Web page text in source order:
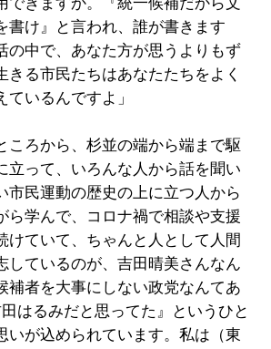
できますか。『統一候補だから文
書け』と言われ、誰が書きます
中で、あなた方が思うよりもず
きる市民たちはあなたたちをよく
ているんですよ」
ころから、杉並の端から端まで駆
立って、いろんな人から話を聞い
市民運動の歴史の上に立つ人から
ら学んで、コロナ禍で相談や支援
けていて、ちゃんと人として人間
しているのが、吉田晴美さんなん
補者を大事にしない政党なんてあ
はるみだと思ってた』というひと
いが込められています。私は（東